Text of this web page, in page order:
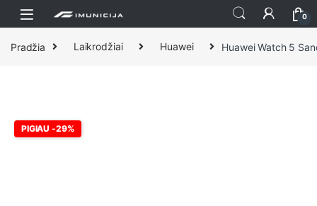
Praleisti ir pereiti prie navigacijos
Pereiti prie turinio
0
Pradžia Laikrodžiai Huawei Huawei Watch 5
PIGIAU -29%